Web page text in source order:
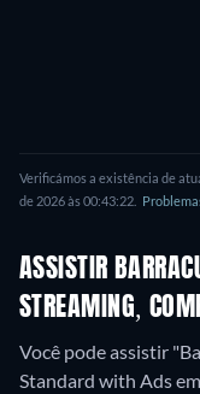
Verificámos a existência de
de 2026 às 00:43:22.
ASSISTIR
STREAMING,
Você pode assistir
Standard with Ads